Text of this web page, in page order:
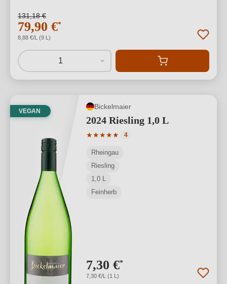
131,18 €
79,90 €*
8,88 €/L (9 L)
1
VEGAN
Bickelmaier
2024 Riesling 1,0 L
★★★★★
Durchschnittliche Bewertung von 5
4
Rheingau
Riesling
1,0 L
Feinherb
7,30 €*
7,30 €/L (1 L)